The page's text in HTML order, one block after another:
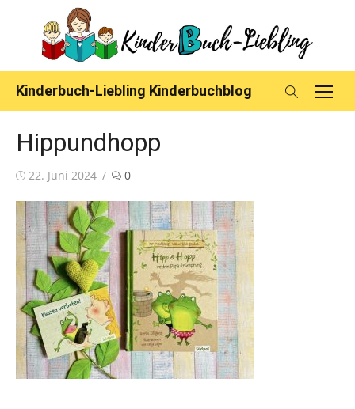
content
Kinderbuch-Liebling Kinderbuchblog
Hippundhopp
Posted
22. Juni 2024 0